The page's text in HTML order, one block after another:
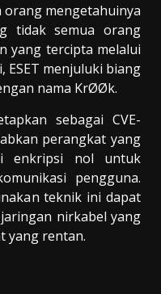
orang mengetahuinya
tidak semua orang
yang tercipta melalui
ESET menjuluki biang
nama KrØØk.
sebagai CVE-
perangkat yang
enkripsi nol untuk
pengguna.
teknik ini dapat
nirkabel yang
yang rentan.